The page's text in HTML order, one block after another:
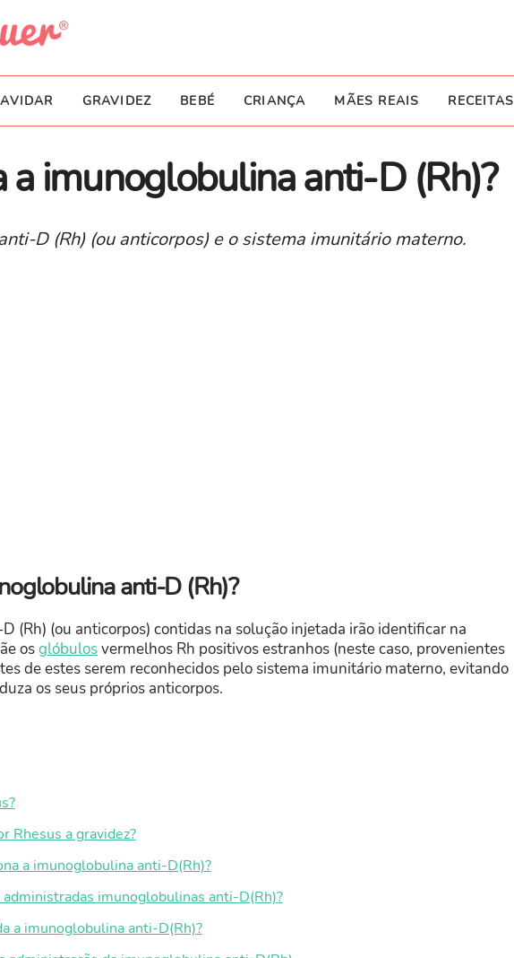
GRAVIDEZ BEBÉ CRIANÇA MÃES REAIS RECEITAS
a imunoglobulina anti-D (Rh)?
D (Rh) (ou anticorpos) e o sistema imunitário materno.
anti-D (Rh)?
(Rh) (ou anticorpos) contidas na solução injetada irão identificar na
osglóbulosvermelhos Rh positivos estranhos (neste caso, provenientes
de estes serem reconhecidos pelo sistema imunitário materno, evitando
os seus próprios anticorpos.
Rhesus a gravidez?
a imunoglobulina anti-D(Rh)?
administradas imunoglobulinas anti-D(Rh)?
a imunoglobulina anti-D(Rh)?